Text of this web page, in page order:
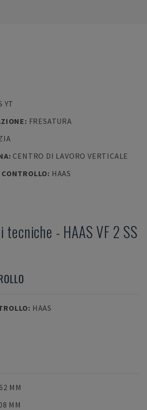
YT
: FRESATURA
: CENTRO DI LAVORO VERTICALE
: HAAS
tecniche - HAAS VF 2 SS
: HAAS
MM
MM